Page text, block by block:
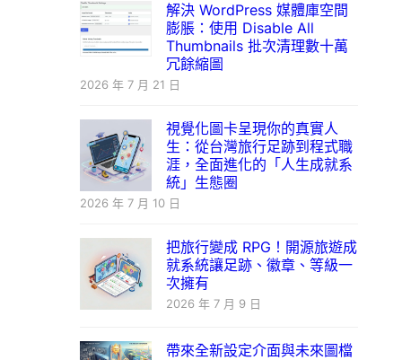
解決 WordPress 媒體庫空間
膨脹：使用 Disable All
Thumbnails 批次清理數十萬
冗餘縮圖
2026 年 7 月 21 日
視覺化圖卡呈現你的真實人
生：從台灣旅行足跡到程式職
涯，全面進化的「人生成就系
統」生態圈
2026 年 7 月 10 日
把旅行變成 RPG！開源旅遊成
就系統讓足跡、徽章、等級一
次擁有
2026 年 7 月 9 日
帶來全新設定介面與未來圖檔